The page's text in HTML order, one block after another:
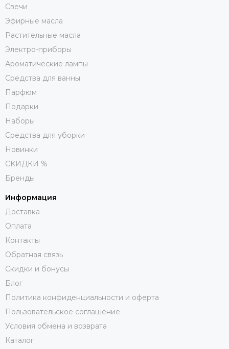
Свечи
Эфирные масла
Растительные масла
Электро-приборы
Ароматические лампы
Средства для ванны
Парфюм
Подарки
Наборы
Средства для уборки
Новинки
СКИДКИ %
Бренды
Информация
Доставка
Оплата
Контакты
Обратная связь
Скидки и бонусы
Блог
Политика конфиденциальности и оферта
Пользовательское соглашение
Условия обмена и возврата
Каталог